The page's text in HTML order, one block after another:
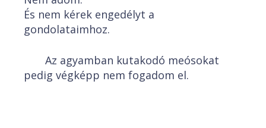
És nem kérek engedélyt a
gondolataimhoz.
Az agyamban kutakodó meósokat
pedig végképp nem fogadom el.